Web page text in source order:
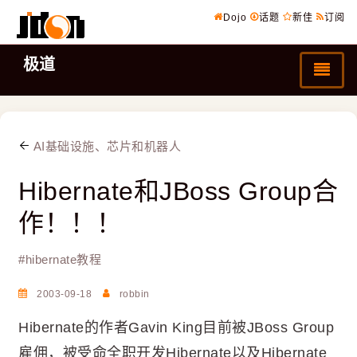
Dojo 话题 新佳 订阅
极道
AI基础设施、芯片和机器人
Hibernate和JBoss Group合
作！！！
#hibernate教程
2003-09-18 robbin
Hibernate的作者Gavin King目前被JBoss Group
雇佣，被受命全职开发Hibernate以及Hibernate